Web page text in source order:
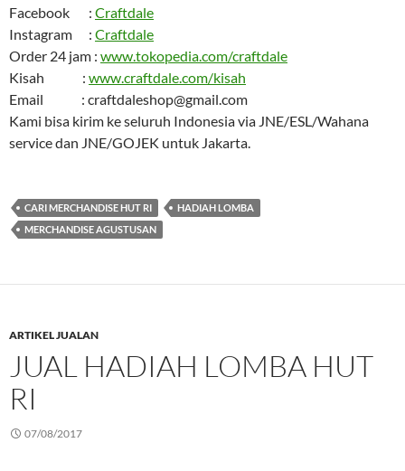
Facebook : Craftdale
Instagram : Craftdale
Order 24 jam : www.tokopedia.com/craftdale
Kisah : www.craftdale.com/kisah
Email : craftdaleshop@gmail.com
Kami bisa kirim ke seluruh Indonesia via JNE/ESL/Wahana
service dan JNE/GOJEK untuk Jakarta.
CARI MERCHANDISE HUT RI
HADIAH LOMBA
MERCHANDISE AGUSTUSAN
ARTIKEL JUALAN
JUAL HADIAH LOMBA HUT
RI
07/08/2017